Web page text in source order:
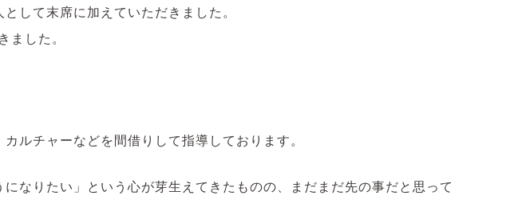
して末席に加えていただきました。
ました。
ルチャーなどを間借りして指導しております。
なりたい」という心が芽生えてきたものの、まだまだ先の事だと思って